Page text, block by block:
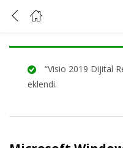
Kullanıcı adınızı ve şifrenizi
“Visio 2019 Dijital
eklendi.